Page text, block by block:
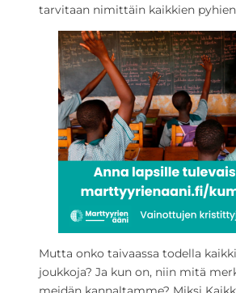
tarvitaan nimittäin kaikkien pyhien
Mutta onko taivaassa todella
joukkoja? Ja kun on, niin mitä